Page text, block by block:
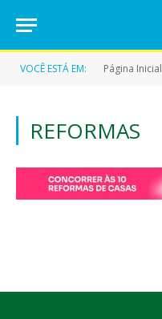
VOCÊ ESTÁ EM: Página Inicial
REFORMAS